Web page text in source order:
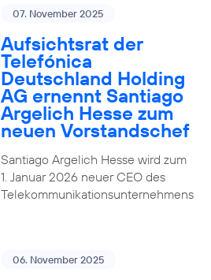
07. November 2025
Aufsichtsrat der
Telefónica
Deutschland Holding
AG ernennt Santiago
Argelich Hesse zum
neuen Vorstandschef
Santiago Argelich Hesse wird zum
1. Januar 2026 neuer CEO des
Telekommunikationsunternehmens
06. November 2025